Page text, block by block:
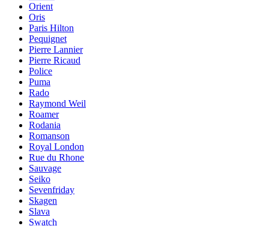
Orient
Oris
Paris Hilton
Pequignet
Pierre Lannier
Pierre Ricaud
Police
Puma
Rado
Raymond Weil
Roamer
Rodania
Romanson
Royal London
Rue du Rhone
Sauvage
Seiko
Sevenfriday
Skagen
Slava
Swatch